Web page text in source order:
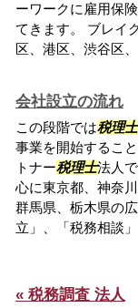
ーワークに雇用保
てきます。 ブレイ
区、港区、渋谷区
会社設立の流れ
この段階では税理士
事業を開始するこ
トナー税理士法人
心に東京都、神奈
群馬県、栃木県の
立」、「税務相談
« 税務調査 法人